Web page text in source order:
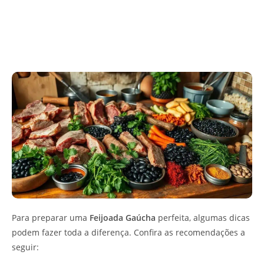
Para preparar uma Feijoada Gaúcha perfeita, algumas dicas
podem fazer toda a diferença. Confira as recomendações a
seguir: